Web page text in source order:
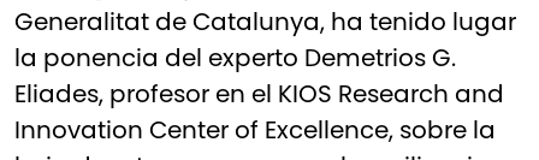
Generalitat de Catalunya, ha tenido lugar
la ponencia del experto Demetrios G.
Eliades, profesor en el KIOS Research and
Innovation Center of Excellence, sobre la